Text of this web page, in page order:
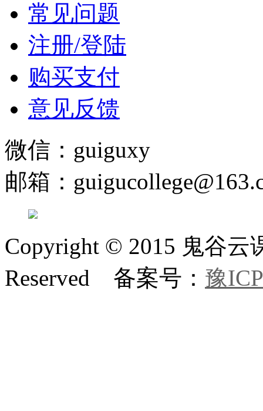
常见问题
注册/登陆
购买支付
意见反馈
微信：guiguxy
邮箱：
Copyright © 2015 鬼谷
Reserved 备案号： 豫